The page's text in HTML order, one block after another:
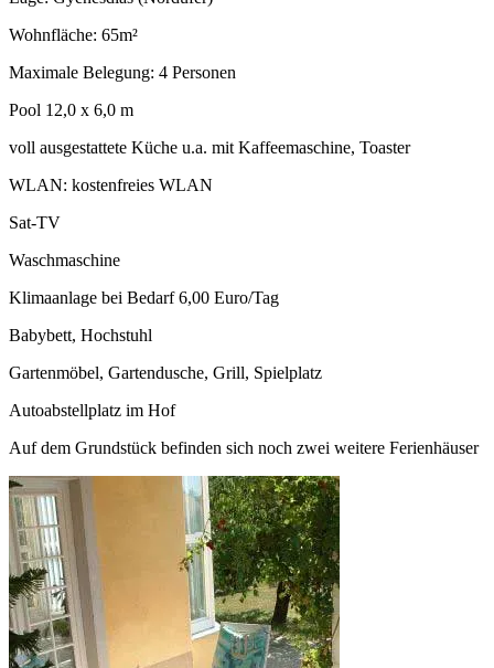
Wohnfläche: 65m²
Maximale Belegung: 4 Personen
Pool 12,0 x 6,0 m
voll ausgestattete Küche u.a. mit Kaffeemaschine, Toaster
WLAN: kostenfreies WLAN
Sat-TV
Waschmaschine
Klimaanlage bei Bedarf 6,00 Euro/Tag
Babybett, Hochstuhl
Gartenmöbel, Gartendusche, Grill, Spielplatz
Autoabstellplatz im Hof
Auf dem Grundstück befinden sich noch zwei weitere Ferienhäuser